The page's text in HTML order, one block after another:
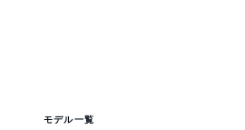
モデル一覧